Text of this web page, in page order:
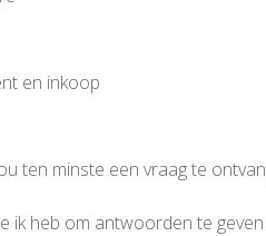
en inkoop
ten minste een vraag te
ik heb om antwoorden te